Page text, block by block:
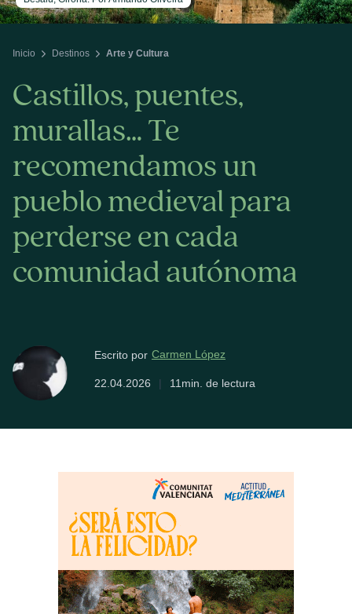
Inicio Destinos Arte y Cultura
Castillos, puentes,
murallas… Te
recomendamos un
pueblo medieval para
perderse en cada
comunidad autónoma
Escrito por Carmen López
22.04.2026 | 11min. de lectura